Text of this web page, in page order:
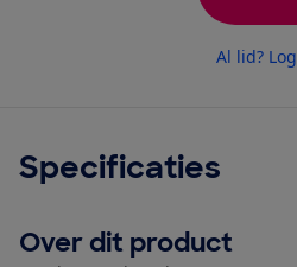
Al lid?
Specificaties
Over dit product